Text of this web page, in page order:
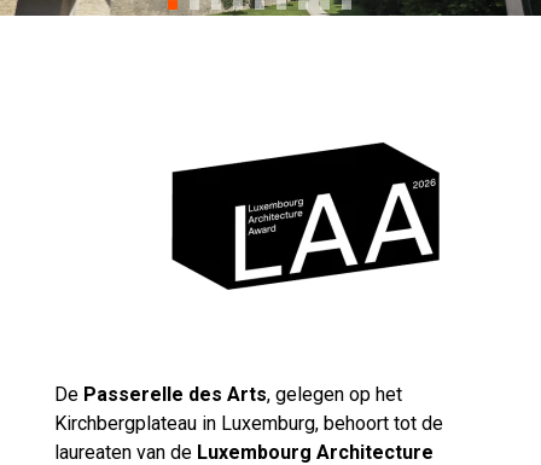
De Passerelle des Arts, gelegen op het
Kirchbergplateau in Luxemburg, behoort tot de
laureaten van de Luxembourg Architecture